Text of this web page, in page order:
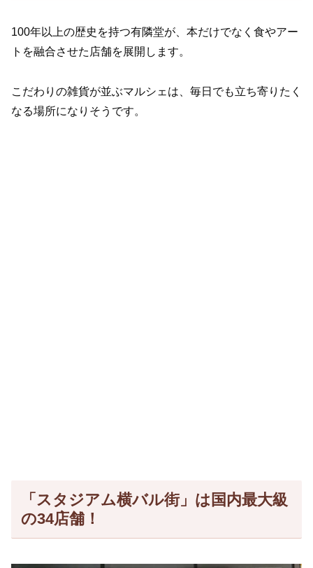
100年以上の歴史を持つ有隣堂が、本だけでなく食やアー
トを融合させた店舗を展開します。
こだわりの雑貨が並ぶマルシェは、毎日でも立ち寄りたく
なる場所になりそうです。
「スタジアム横バル街」は国内最大級
の34店舗！